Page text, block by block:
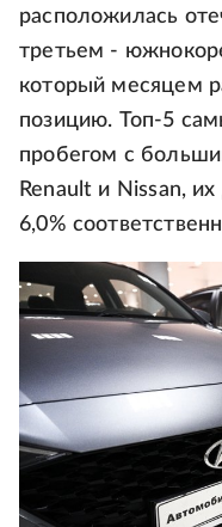
расположилась
третьем -
который месяцем
позицию. Топ-5
пробегом с
Renault и Nissan,
6,0%